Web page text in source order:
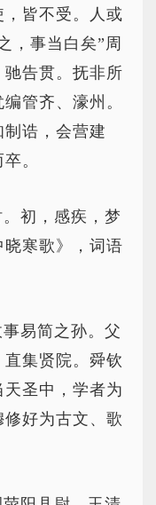
皆不受。人或
，事当白矣”周
驰告贯。抚非所
管齐、濠州。
诰，会营建
。
初，感疾，梦
寒歌》，词语
易简之孙。父
集贤院。舜钦
圣中，学者为
好为古文、歌